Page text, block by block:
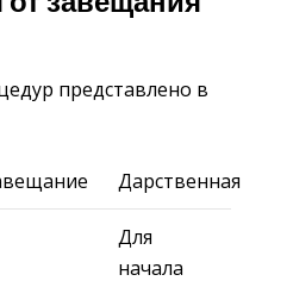
представлено в
Дарственная
Для
начала